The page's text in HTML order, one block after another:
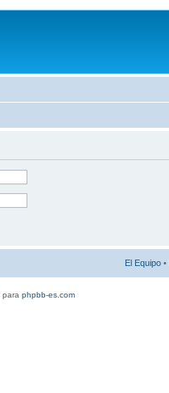
El Equipo •
para phpbb-es.com